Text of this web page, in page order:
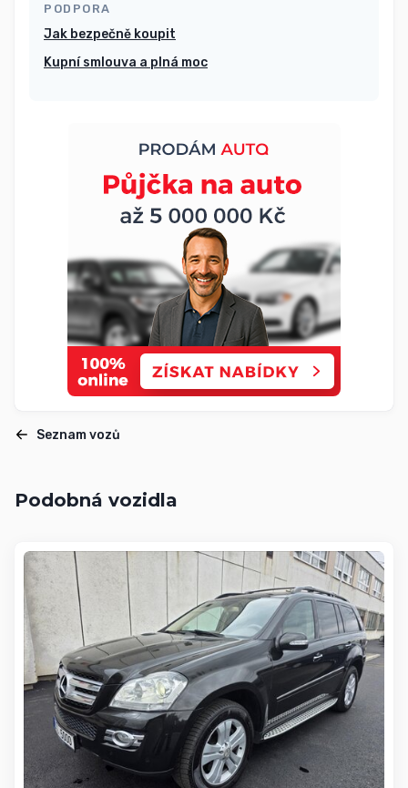
PODPORA
Jak bezpečně koupit
Kupní smlouva a plná moc
Seznam vozů
Podobná vozidla